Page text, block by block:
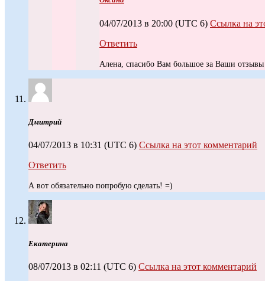
04/07/2013 в 20:00 (UTC 6) Ссылка на
Ответить
Алена, спасибо Вам большое за Ваши
Дмитрий
04/07/2013 в 10:31 (UTC 6) Ссылка на этот комментарий
Ответить
А вот обязательно попробую сделать! =)
Екатерина
08/07/2013 в 02:11 (UTC 6) Ссылка на этот комментарий